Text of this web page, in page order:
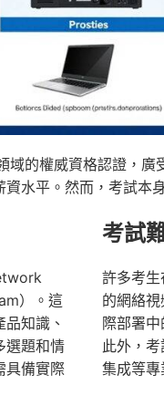
的權威資格認證，廣
水平。然而，考試本
）。這
知識、
選題和情
具備實際
考試
許多考
的網絡
際部署
此外，
集成等專